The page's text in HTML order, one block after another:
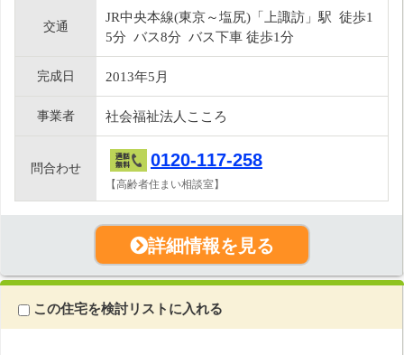
交通
JR中央本線(東京～塩尻)「上諏訪」駅 徒歩1
5分 バス8分 バス下車 徒歩1分
完成日 2013年5月
事業者 社会福祉法人こころ
問合わせ 0120-117-258
【高齢者住まい相談室】
詳細情報を見る
この住宅を検討リストに入れる